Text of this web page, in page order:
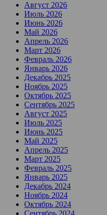
Август 2026
Июль 2026
Июнь 2026
Май 2026
Апрель 2026
Март 2026
Февраль 2026
Январь 2026
Декабрь 2025
Ноябрь 2025
Октябрь 2025
Сентябрь 2025
Август 2025
Июль 2025
Июнь 2025
Май 2025
Апрель 2025
Март 2025
Февраль 2025
Январь 2025
Декабрь 2024
Ноябрь 2024
Октябрь 2024